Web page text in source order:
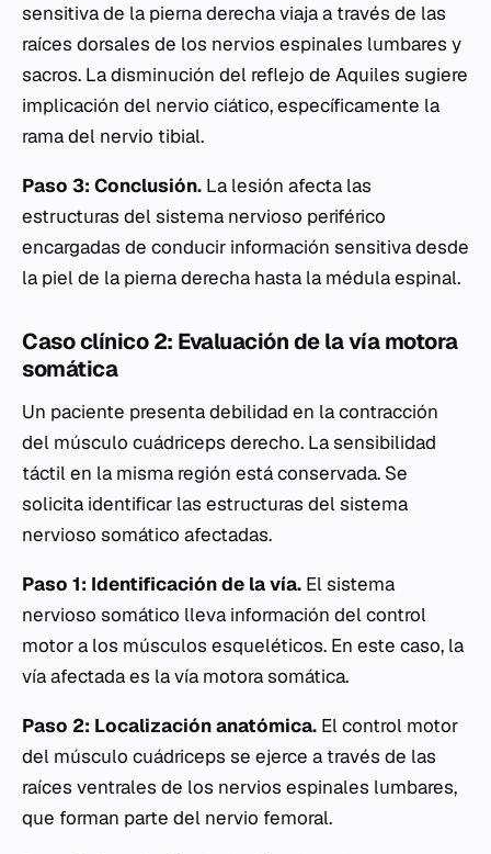
sensitiva de la pierna derecha viaja a través de las
raíces dorsales de los nervios espinales lumbares y
sacros. La disminución del reflejo de Aquiles sugiere
implicación del nervio ciático, específicamente la
rama del nervio tibial.
Paso 3: Conclusión. La lesión afecta las
estructuras del sistema nervioso periférico
encargadas de conducir información sensitiva desde
la piel de la pierna derecha hasta la médula espinal.
Caso clínico 2: Evaluación de la vía motora
somática
Un paciente presenta debilidad en la contracción
del músculo cuádriceps derecho. La sensibilidad
táctil en la misma región está conservada. Se
solicita identificar las estructuras del sistema
nervioso somático afectadas.
Paso 1: Identificación de la vía. El sistema
nervioso somático lleva información del control
motor a los músculos esqueléticos. En este caso, la
vía afectada es la vía motora somática.
Paso 2: Localización anatómica. El control motor
del músculo cuádriceps se ejerce a través de las
raíces ventrales de los nervios espinales lumbares,
que forman parte del nervio femoral.